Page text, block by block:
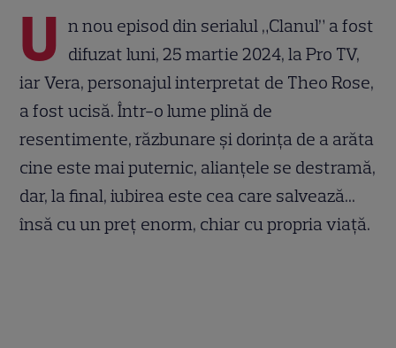
U n nou episod din serialul „Clanul” a fost
difuzat luni, 25 martie 2024, la Pro TV,
iar Vera, personajul interpretat de Theo Rose,
a fost ucisă. Într-o lume plină de
resentimente, răzbunare și dorința de a arăta
cine este mai puternic, alianțele se destramă,
dar, la final, iubirea este cea care salvează...
însă cu un preț enorm, chiar cu propria viață.